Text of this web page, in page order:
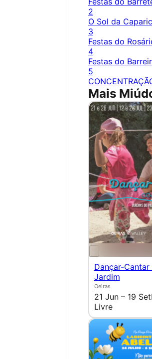
2
O Sol da
3
Festas do
4
Festas do
5
Mais
Dançar-
Jardim
Oeiras
21 Jun – 19 Set
Livre